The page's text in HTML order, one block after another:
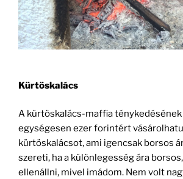
Kürtöskalács
A kürtöskalács-maffia
egységesen ezer forintért
kürtöskalácsot, ami igencsak borsos
szereti, ha a különlegesség ára
ellenállni, mivel imádom. Nem volt